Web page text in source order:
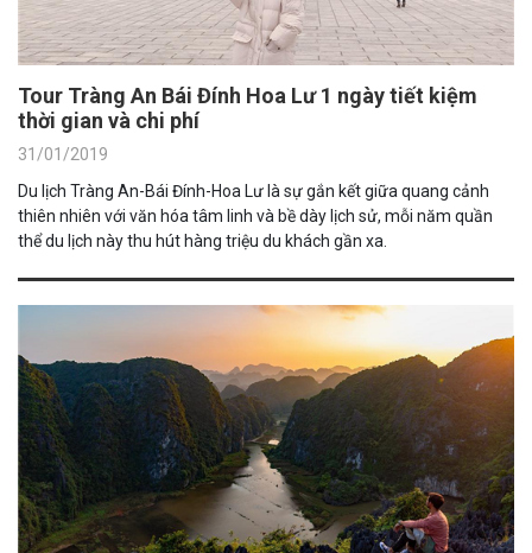
Tour Tràng An Bái Đính Hoa Lư 1 ngày tiết kiệm
thời gian và chi phí
31/01/2019
Du lịch Tràng An-Bái Đính-Hoa Lư là sự gắn kết giữa quang cảnh
thiên nhiên với văn hóa tâm linh và bề dày lịch sử, mỗi năm quần
thể du lịch này thu hút hàng triệu du khách gần xa.